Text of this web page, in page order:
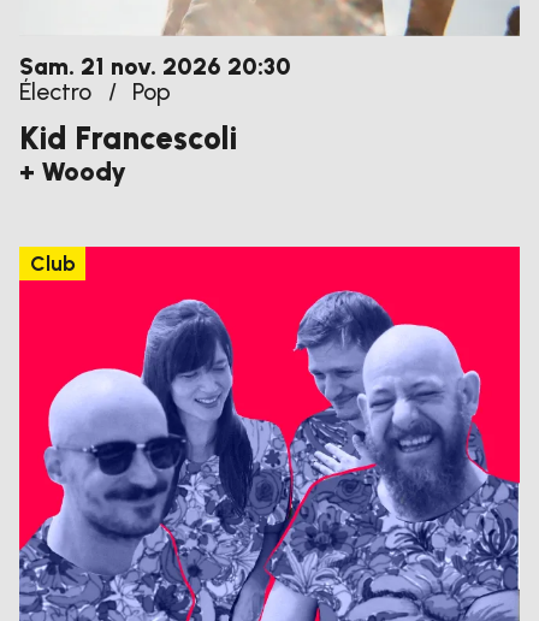
samedi
Sam. 21 novembre
nov. 2026 20:30
Électro
/ Pop
Kid Francescoli
+ Woody
Club